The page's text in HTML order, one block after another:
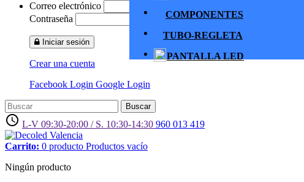
Correo electrónico
Contraseña
Iniciar sesión
Crear una cuenta
Facebook Login Google Login
Buscar
access_time L-V 09:30-20:00 / S. 10:30-14:30 960 013 419
Carrito: 0 producto Productos vacío
Ningún producto
COMPONENTES
TUBO-REGLETA
PANTALLA LED